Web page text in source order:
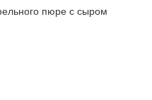
пюре с сыром